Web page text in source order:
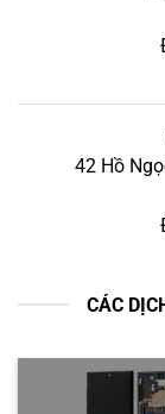
42 Hồ
CÁC